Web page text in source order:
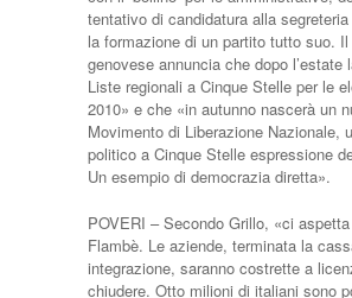
tentativo di candidatura alla
la formazione di un partito tutto suo.
genovese annuncia che dopo l’estate
Liste regionali a Cinque Stelle per le
2010» e che «in autunno nascerà un
Movimento di Liberazione Nazionale,
politico a Cinque Stelle espressione
Un esempio di democrazia diretta».
POVERI – Secondo Grillo, «ci
Flambè. Le aziende, terminata la
integrazione, saranno costrette a
chiudere. Otto milioni di italiani sono